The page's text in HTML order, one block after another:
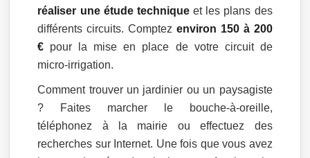
réaliser une étude techniqueet les plans des
différents circuits. Comptez environ 150 à 200
€ pour la mise en place de votre circuit de
micro-irrigation.
Comment trouver un jardinier ou un paysagiste
? Faites marcher le bouche-à-oreille,
téléphonez à la mairie ou effectuez des
recherches sur Internet. Une fois que vous avez